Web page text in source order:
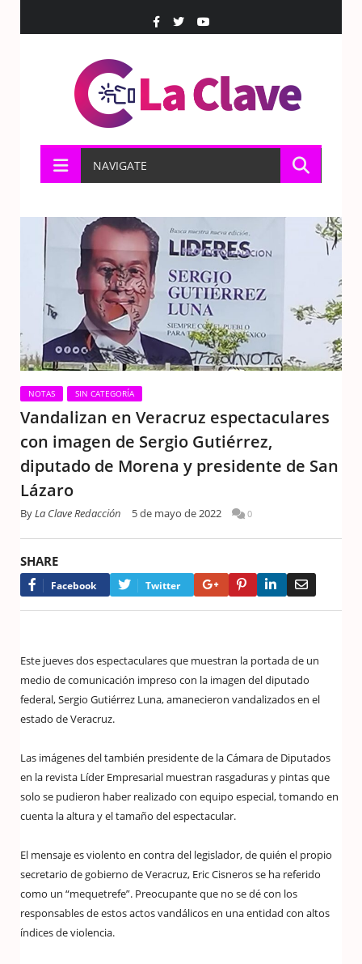
NAVIGATE
NOTAS SIN CATEGORÍA
Vandalizan en Veracruz espectaculares
con imagen de Sergio Gutiérrez,
diputado de Morena y presidente de San
Lázaro
ByLa Clave Redacción 5 de mayo de 2022 0
SHARE
Facebook Twitter Google+PinterestLinkedIn
Este jueves dos espectaculares que muestran la portada de un
medio de comunicación impreso con la imagen del diputado
federal, Sergio Gutiérrez Luna, amanecieron vandalizados en el
estado de Veracruz.
Las imágenes del también presidente de la Cámara de Diputados
en la revista Líder Empresarial muestran rasgaduras y pintas que
solo se pudieron haber realizado con equipo especial, tomando en
cuenta la altura y el tamaño del espectacular.
El mensaje es violento en contra del legislador, de quién el propio
secretario de gobierno de Veracruz, Eric Cisneros se ha referido
como un “mequetrefe”. Preocupante que no se dé con los
responsables de estos actos vandálicos en una entidad con altos
índices de violencia.